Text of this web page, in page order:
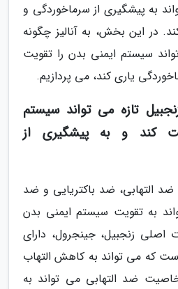
به پیشگیری از سرماخوردگی و
در این بخش، به آنالیز چگونه
سیستم ایمنی بدن را تقویت
یاری کند، می پردازیم.
تازه می تواند سیستم
کند و به پیشگیری از
ضد التهابی، ضد باکتریایی و ضد
به تقویت سیستم ایمنی بدن
اصلی زنجبیل، جینجرول، دارای
که می تواند به کاهش التهاب
ضد التهابی می تواند به